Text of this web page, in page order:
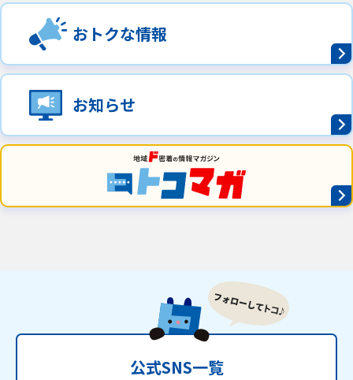
おトクな情報
お知らせ
公式SNS一覧